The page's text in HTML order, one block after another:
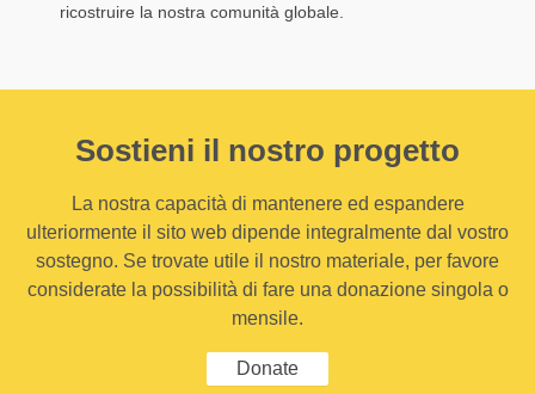
ricostruire la nostra comunità globale.
Sostieni il nostro progetto
La nostra capacità di mantenere ed espandere
ulteriormente il sito web dipende integralmente dal vostro
sostegno. Se trovate utile il nostro materiale, per favore
considerate la possibilità di fare una donazione singola o
mensile.
Donate